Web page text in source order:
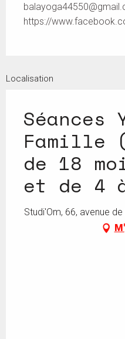
https://
Localisation
Séances
Famille
de 18
et de 4
Studi'Om, 66, avenue